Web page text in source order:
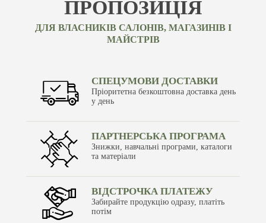
ПРОПОЗИЦІЯ
ДЛЯ ВЛАСНИКІВ САЛОНІВ, МАГАЗИНІВ І
МАЙСТРІВ
СПЕЦУМОВИ ДОСТАВКИ
Пріоритетна безкоштовна доставка день
у день
ПАРТНЕРСЬКА ПРОГРАМА
Знижки, навчальні програми, каталоги
та матеріали
ВІДСТРОЧКА ПЛАТЕЖУ
Забирайте продукцію одразу, платіть
потім